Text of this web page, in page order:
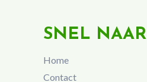
SNEL NAAR
Home
Contact